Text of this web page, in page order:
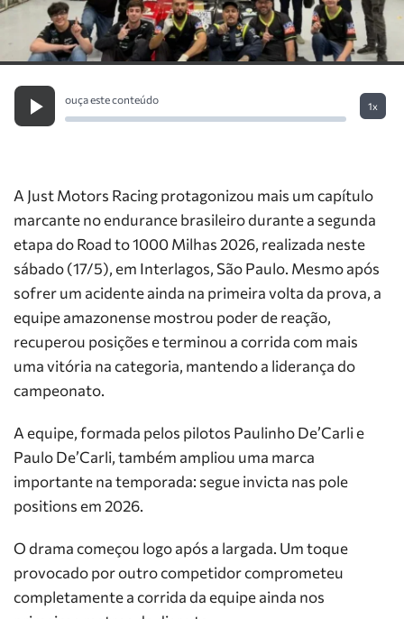
ouça este conteúdo
1x
A Just Motors Racing protagonizou mais um capítulo
marcante no endurance brasileiro durante a segunda
etapa do Road to 1000 Milhas 2026, realizada neste
sábado (17/5), em Interlagos, São Paulo. Mesmo após
sofrer um acidente ainda na primeira volta da prova, a
equipe amazonense mostrou poder de reação,
recuperou posições e terminou a corrida com mais
uma vitória na categoria, mantendo a liderança do
campeonato.
A equipe, formada pelos pilotos Paulinho De’Carli e
Paulo De’Carli, também ampliou uma marca
importante na temporada: segue invicta nas pole
positions em 2026.
O drama começou logo após a largada. Um toque
provocado por outro competidor comprometeu
completamente a corrida da equipe ainda nos